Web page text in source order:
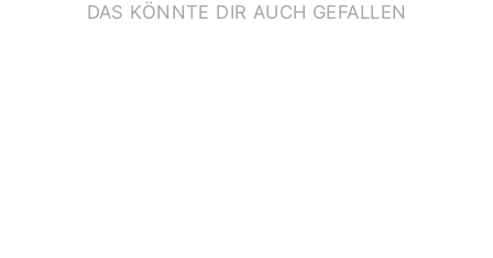
DAS KÖNNTE DIR AUCH GEFALLEN